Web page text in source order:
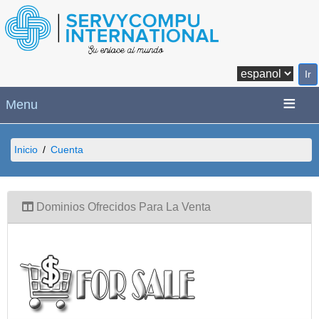
Menu
Inicio Cuenta
Dominios Ofrecidos Para La Venta